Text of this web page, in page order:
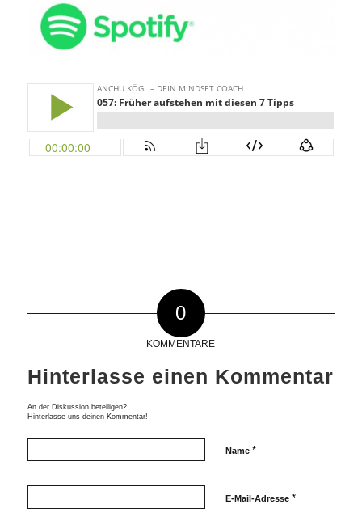
0
KOMMENTARE
Hinterlasse einen Kommentar
An der Diskussion beteiligen?
Hinterlasse uns deinen Kommentar!
Name *
E-Mail-Adresse *